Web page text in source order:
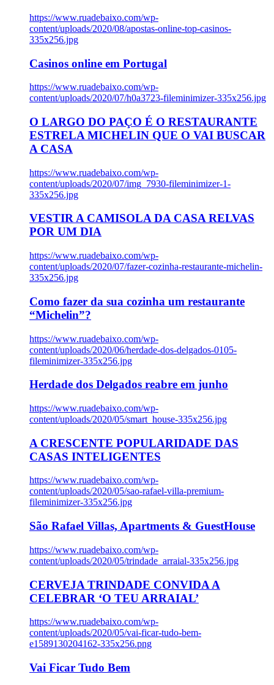
https://www.ruadebaixo.com/wp-
content/uploads/2020/08/apostas-online-top-casinos-
335x256.jpg
Casinos online em Portugal
https://www.ruadebaixo.com/wp-
content/uploads/2020/07/h0a3723-fileminimizer-335x256.jpg
O LARGO DO PAÇO É O RESTAURANTE
ESTRELA MICHELIN QUE O VAI BUSCAR
A CASA
https://www.ruadebaixo.com/wp-
content/uploads/2020/07/img_7930-fileminimizer-1-
335x256.jpg
VESTIR A CAMISOLA DA CASA RELVAS
POR UM DIA
https://www.ruadebaixo.com/wp-
content/uploads/2020/07/fazer-cozinha-restaurante-michelin-
335x256.jpg
Como fazer da sua cozinha um restaurante
“Michelin”?
https://www.ruadebaixo.com/wp-
content/uploads/2020/06/herdade-dos-delgados-0105-
fileminimizer-335x256.jpg
Herdade dos Delgados reabre em junho
https://www.ruadebaixo.com/wp-
content/uploads/2020/05/smart_house-335x256.jpg
A CRESCENTE POPULARIDADE DAS
CASAS INTELIGENTES
https://www.ruadebaixo.com/wp-
content/uploads/2020/05/sao-rafael-villa-premium-
fileminimizer-335x256.jpg
São Rafael Villas, Apartments & GuestHouse
https://www.ruadebaixo.com/wp-
content/uploads/2020/05/trindade_arraial-335x256.jpg
CERVEJA TRINDADE CONVIDA A
CELEBRAR ‘O TEU ARRAIAL’
https://www.ruadebaixo.com/wp-
content/uploads/2020/05/vai-ficar-tudo-bem-
e1589130204162-335x256.png
Vai Ficar Tudo Bem